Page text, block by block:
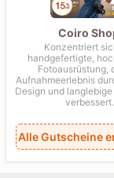
Coiro
Konzentriert
handgefertigte,
Fotoausrüstung,
Aufnahmeerlebnis
Design und
verbessert.
Alle Gutscheine